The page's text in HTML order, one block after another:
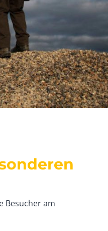
Besucher am